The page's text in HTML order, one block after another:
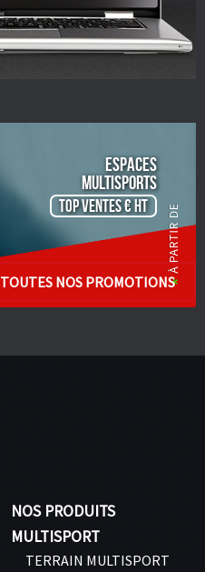
ESPACES
Multisports
TOP VENTES € HT
TOUTES NOS PROMOTIONS
NOS PRODUITS
MULTISPORT
TERRAIN MULTISPORT